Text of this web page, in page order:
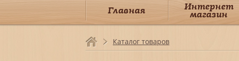
Главная Интернет
магазин
Каталог товаров